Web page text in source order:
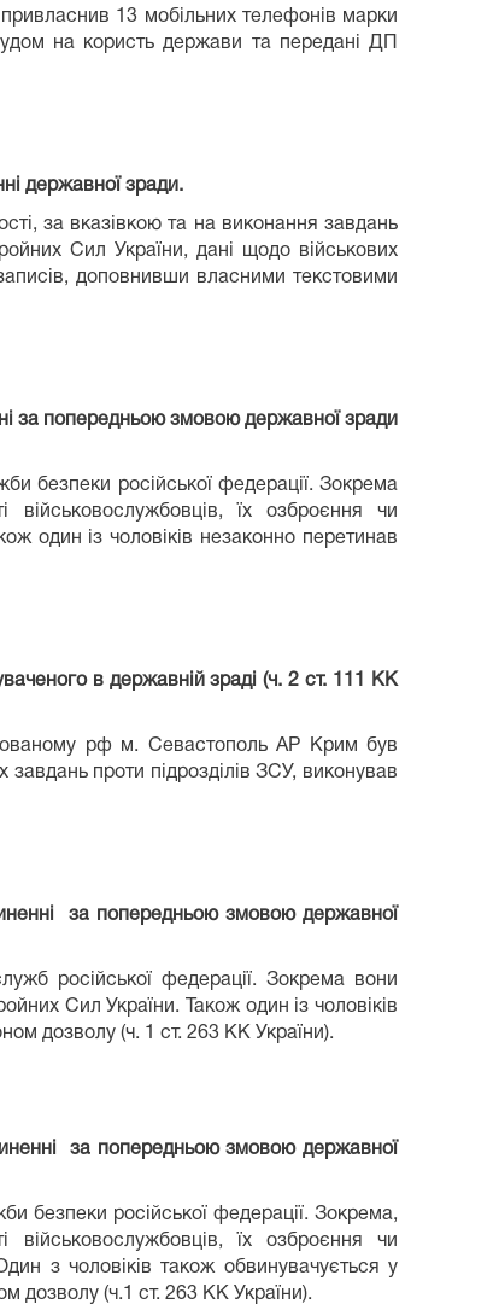
13 мобільних телефонів марки
на користь держави та передані ДП
державної зради.
за вказівкою та на виконання завдань
Сил України, дані щодо військових
доповнивши власними текстовими
за попередньою змовою державної зради
безпеки російської федерації. Зокрема
військовослужбовців, їх озброєння чи
один із чоловіків незаконно перетинав
в державній зраді (ч. 2 ст. 111 КК
рф м. Севастополь АР Крим був
проти підрозділів ЗСУ, виконував
за попередньою змовою державної
російської федерації. Зокрема вони
Сил України. Також один із чоловіків
дозволу (ч. 1 ст. 263 КК України).
за попередньою змовою державної
безпеки російської федерації. Зокрема,
військовослужбовців, їх озброєння чи
з чоловіків також обвинувачується у
дозволу (ч.1 ст. 263 КК України).